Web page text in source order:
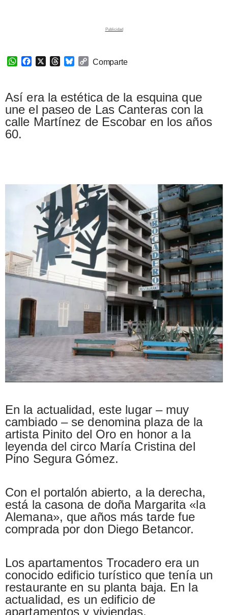
W
s
A
p
b
o
o
a
d
s
e
s
y
C
y
L
i
n
Comparte
Así era la estética de la esquina que
une el paseo de Las Canteras con la
calle Martínez de Escobar en los años
60.
En la actualidad, este lugar – muy
cambiado – se denomina plaza de la
artista Pinito del Oro en honor a la
leyenda del circo María Cristina del
Pino Segura Gómez.
Con el portalón abierto, a la derecha,
está la casona de doña Margarita «la
Alemana», que años más tarde fue
comprada por don Diego Betancor.
Los apartamentos Trocadero era un
conocido edificio turístico que tenía un
restaurante en su planta baja. En la
actualidad, es un edificio de
apartamentos y viviendas.